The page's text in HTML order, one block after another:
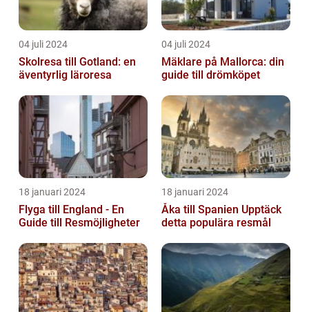
04 juli 2024
Skolresa till Gotland: en
äventyrlig läroresa
04 juli 2024
Mäklare på Mallorca: din
guide till drömköpet
18 januari 2024
Flyga till England - En
Guide till Resmöjligheter
18 januari 2024
Åka till Spanien Upptäck
detta populära resmål